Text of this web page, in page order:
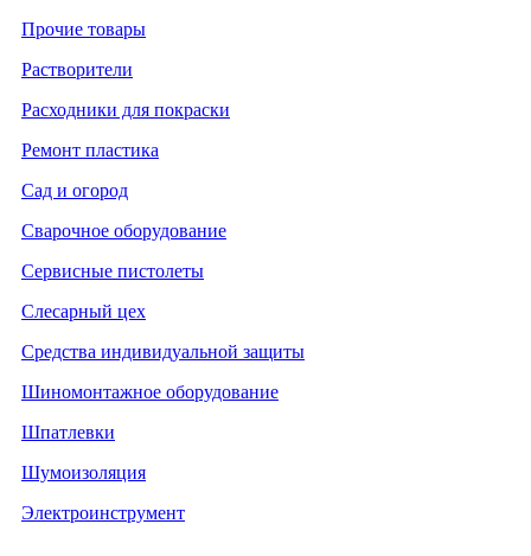
Прочие товары
Растворители
Расходники для покраски
Ремонт пластика
Сад и огород
Сварочное оборудование
Сервисные пистолеты
Слесарный цех
Средства индивидуальной защиты
Шиномонтажное оборудование
Шпатлевки
Шумоизоляция
Электроинструмент